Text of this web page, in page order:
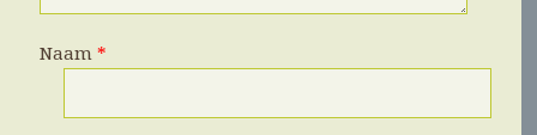
Naam*